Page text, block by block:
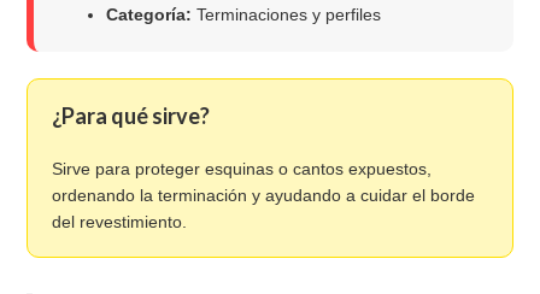
Categoría: Terminaciones y perfiles
¿Para qué sirve?
Sirve para proteger esquinas o cantos expuestos,
ordenando la terminación y ayudando a cuidar el borde
del revestimiento.